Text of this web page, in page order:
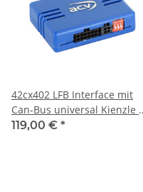
42cx402 LFB Interface mit
Can-Bus universal Kienzle /
Axion
119,00 € *